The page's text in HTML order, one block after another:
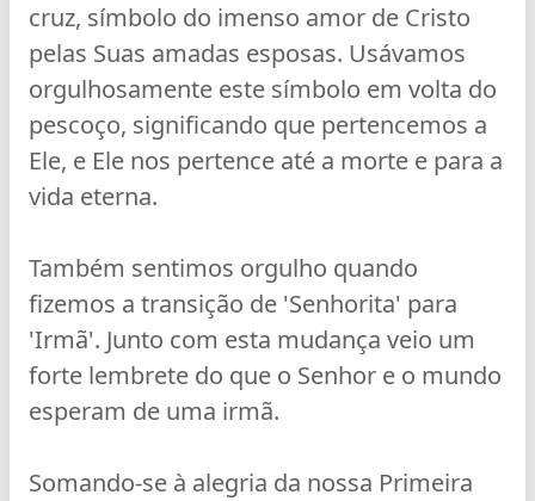
cruz, símbolo do imenso amor de Cristo
pelas Suas amadas esposas. Usávamos
orgulhosamente este símbolo em volta do
pescoço, significando que pertencemos a
Ele, e Ele nos pertence até a morte e para a
vida eterna.
Também sentimos orgulho quando
fizemos a transição de 'Senhorita' para
'Irmã'. Junto com esta mudança veio um
forte lembrete do que o Senhor e o mundo
esperam de uma irmã.
Somando-se à alegria da nossa Primeira